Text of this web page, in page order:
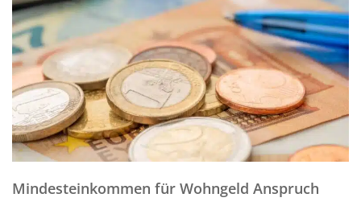
Mindesteinkommen für Wohngeld Anspruch